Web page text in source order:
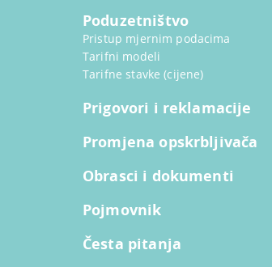
Poduzetništvo
Pristup mjernim podacima
Tarifni modeli
Tarifne stavke (cijene)
Prigovori i reklamacije
Promjena opskrbljivača
Obrasci i dokumenti
Pojmovnik
Česta pitanja